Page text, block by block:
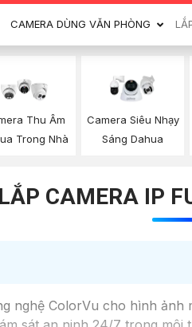
CAMERA DÙNG VĂN PHÒNG
Thu Âm
Trong Nhà
Camera Siêu Nhạy
Sáng Dahua
LẮP CAMERA IP
nghệ ColorVu cho hình